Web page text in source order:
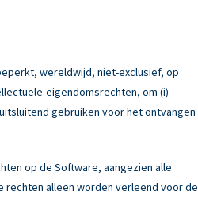
wereldwijd, niet-exclusief, op
eigendomsrechten, om (i)
gebruiken voor het ontvangen
op de Software, aangezien alle
rechten alleen worden verleend voor de